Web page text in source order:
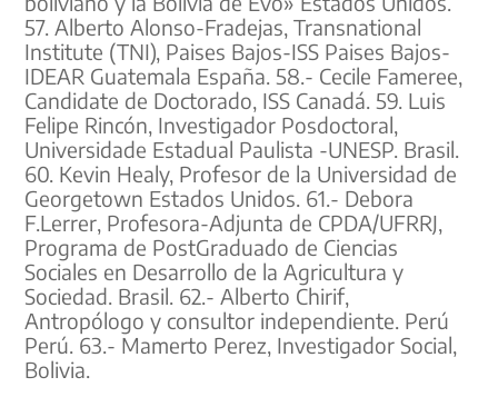
57. Alberto Alonso-Fradejas, Transnational
Institute (TNI), Paises Bajos-ISS Paises Bajos-
IDEAR Guatemala España. 58.- Cecile Fameree,
Candidate de Doctorado, ISS Canadá. 59. Luis
Felipe Rincón, Investigador Posdoctoral,
Universidade Estadual Paulista -UNESP. Brasil.
60. Kevin Healy, Profesor de la Universidad de
Georgetown Estados Unidos. 61.- Debora
F.Lerrer, Profesora-Adjunta de CPDA/UFRRJ,
Programa de PostGraduado de Ciencias
Sociales en Desarrollo de la Agricultura y
Sociedad. Brasil. 62.- Alberto Chirif,
Antropólogo y consultor independiente. Perú
Perú. 63.- Mamerto Perez, Investigador Social,
Bolivia.